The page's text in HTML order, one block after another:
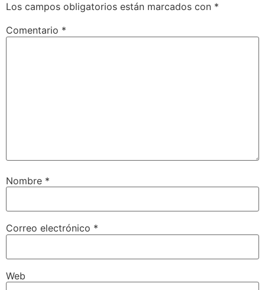
Los campos obligatorios están marcados con *
Comentario *
Nombre *
Correo electrónico *
Web